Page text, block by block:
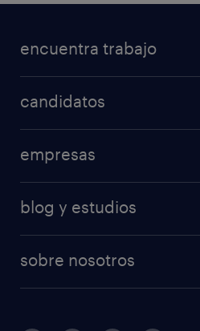
encuentra trabajo
candidatos
empresas
blog y estudios
sobre nosotros